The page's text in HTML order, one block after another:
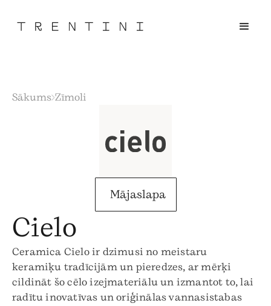
Sākums Zīmoli
Mājaslapa
Cielo
Ceramica Cielo ir dzimusi no meistaru
keramiķu tradīcijām un pieredzes, ar mērķi
cildināt šo cēlo izejmateriālu un izmantot to, lai
radītu inovatīvas un oriģinālas vannasistabas